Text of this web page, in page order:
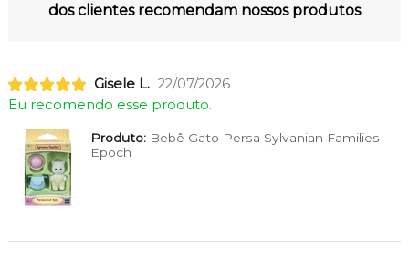
dos clientes recomendam nossos produtos
Gisele L. 22/07/2026
Eu recomendo esse produto.
Produto:Bebê Gato Persa Sylvanian Families
Epoch